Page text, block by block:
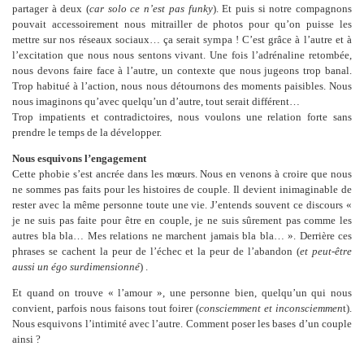
partager à deux (car solo ce n’est pas funky). Et puis si notre compagnons
pouvait accessoirement nous mitrailler de photos pour qu’on puisse les
mettre sur nos réseaux sociaux… ça serait sympa ! C’est grâce à l’autre et à
l’excitation que nous nous sentons vivant. Une fois l’adrénaline retombée,
nous devons faire face à l’autre, un contexte que nous jugeons trop banal.
Trop habitué à l’action, nous nous détournons des moments paisibles. Nous
nous imaginons qu’avec quelqu’un d’autre, tout serait différent…
Trop impatients et contradictoires, nous voulons une relation forte sans
prendre le temps de la développer.
Nous esquivons l’engagement
Cette phobie s’est ancrée dans les mœurs. Nous en venons à croire que nous
ne sommes pas faits pour les histoires de couple. Il devient inimaginable de
rester avec la même personne toute une vie. J’entends souvent ce discours «
je ne suis pas faite pour être en couple, je ne suis sûrement pas comme les
autres bla bla… Mes relations ne marchent jamais bla bla… ». Derrière ces
phrases se cachent la peur de l’échec et la peur de l’abandon (et peut-être
aussi un égo surdimensionné) .
Et quand on trouve « l’amour », une personne bien, quelqu’un qui nous
convient, parfois nous faisons tout foirer (consciemment et inconsciemment).
Nous esquivons l’intimité avec l’autre. Comment poser les bases d’un couple
ainsi ?